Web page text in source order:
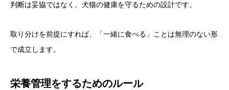
判断は妥協ではなく、犬猫の健康を守るための設計です。
取り分けを前提にすれば、「一緒に食べる」ことは無理のない形
で成立します。
栄養管理をするためのルール